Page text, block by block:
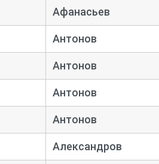
Афанасьев
Антонов
Антонов
Антонов
Антонов
Александров